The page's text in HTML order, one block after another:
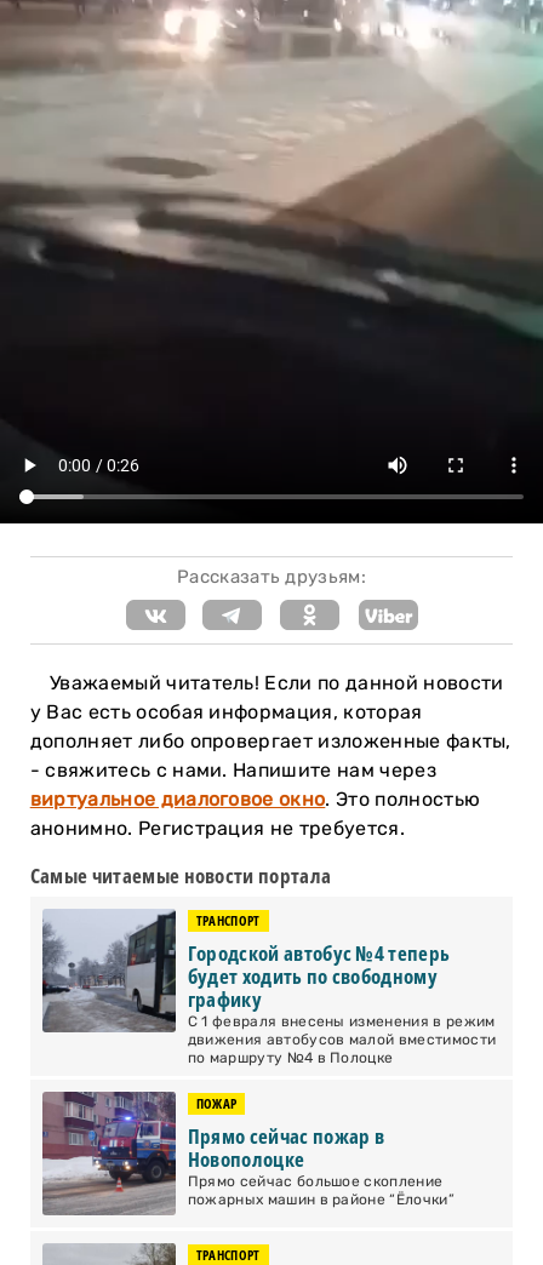
Рассказать друзьям:
Уважаемый читатель! Если по данной новости
у Вас есть особая информация, которая
дополняет либо опровергает изложенные факты,
- свяжитесь с нами. Напишите нам через
виртуальное диалоговое окно. Это полностью
анонимно. Регистрация не требуется.
Самые читаемые новости портала
ТРАНСПОРТ
Городской автобус №4 теперь
будет ходить по свободному
графику
С 1 февраля внесены изменения в режим
движения автобусов малой вместимости
по маршруту №4 в Полоцке
ПОЖАР
Прямо сейчас пожар в
Новополоцке
Прямо сейчас большое скопление
пожарных машин в районе “Ёлочки”
ТРАНСПОРТ